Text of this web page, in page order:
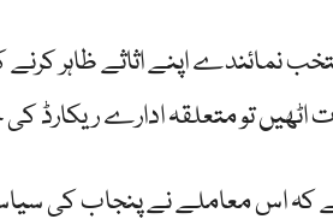
نمائندے اپنے اثاثے ظاہر
تو متعلقہ ادارے ریکارڈ کی
کہ اس معاملے نے پنجاب کی